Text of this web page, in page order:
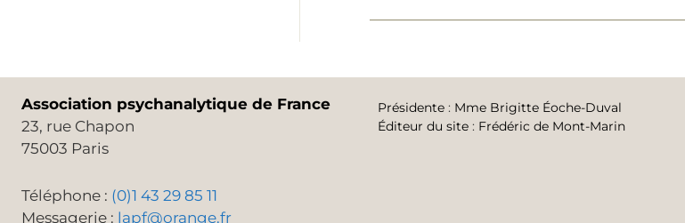
Association psychanalytique de France
23, rue Chapon
75003 Paris
Téléphone : (0)1 43 29 85 11
Messagerie : lapf@orange.fr
Présidente: Mme Brigitte Éoche-Duval
Éditeur du site: Frédéric de Mont-Marin